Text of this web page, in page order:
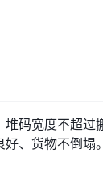
码宽度不超
、货物不倒塌。